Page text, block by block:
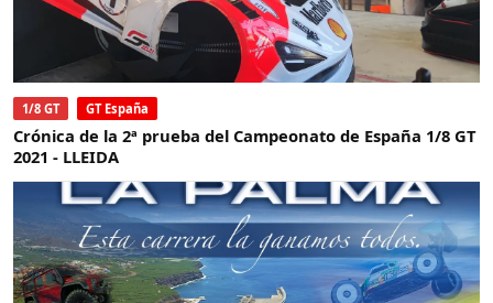
1/8 GT GT España
Crónica de la 2ª prueba del Campeonato de España 1/8 GT
2021 - LLEIDA